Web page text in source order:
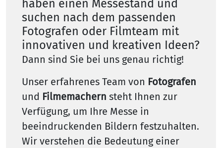
haben einen Messestand und
suchen nach dem passenden
Fotografen oder Filmteam mit
innovativen und kreativen Ideen?
Dann sind Sie bei uns genau richtig!
Unser erfahrenes Team von Fotografen
und Filmemachern steht Ihnen zur
Verfügung, um Ihre Messe in
beeindruckenden Bildern festzuhalten.
Wir verstehen die Bedeutung einer